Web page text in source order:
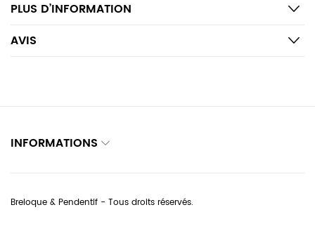
PLUS D’INFORMATION
AVIS
INFORMATIONS
Breloque & Pendentif - Tous droits réservés.